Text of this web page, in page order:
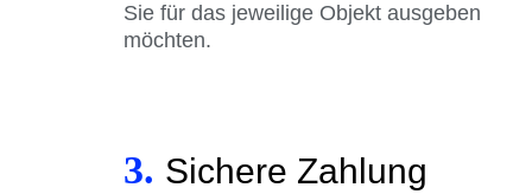
Sie für das jeweilige Objekt ausgeben
möchten.
3. Sichere Zahlung